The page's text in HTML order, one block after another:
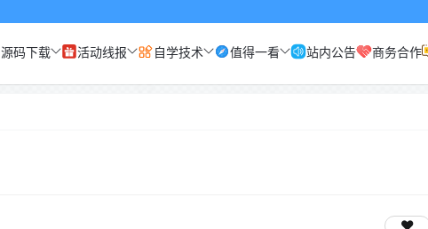
源码下载 活动线报 自学技术 值得一看 站内公告 商务合作